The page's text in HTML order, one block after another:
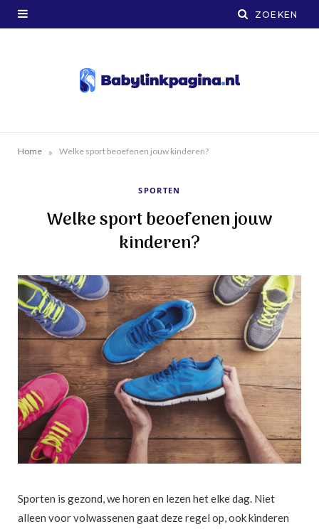
Home » Welke sport beoefenen jouw kinderen?
SPORTEN
Welke sport beoefenen jouw
kinderen?
Sporten is gezond, we horen en lezen het elke dag. Niet
alleen voor volwassenen gaat deze regel op, ook kinderen